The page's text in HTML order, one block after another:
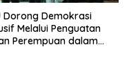
Dorong Demokrasi
Melalui Penguatan
Perempuan dalam